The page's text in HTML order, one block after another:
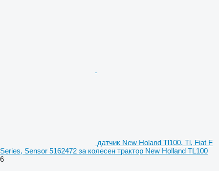
датчик New Holand Tl100, Tl, Fiat F
Series, Sensor 5162472 за колесен трактор New Holland TL100
6